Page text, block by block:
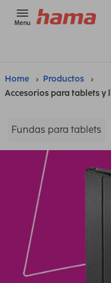
Menu
Home
Productos
Accesorios para tablets y
Fundas para tablets